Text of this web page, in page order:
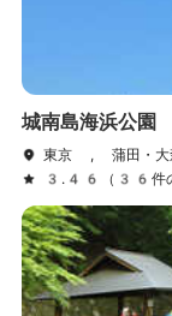
城南島海浜公
東京 , 蒲田・大
3.46（36件の